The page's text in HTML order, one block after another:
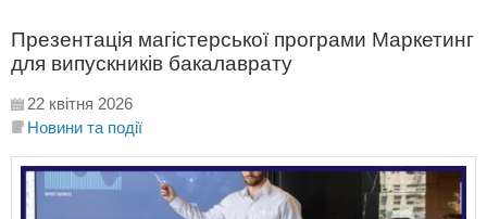
Презентація магістерської програми Маркетинг
для випускників бакалаврату
22 квітня 2026
Новини та події